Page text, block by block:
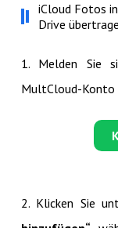
iCloud Fotos
Drive
1. Melden Sie
MultCloud-Konto
2. Klicken Sie